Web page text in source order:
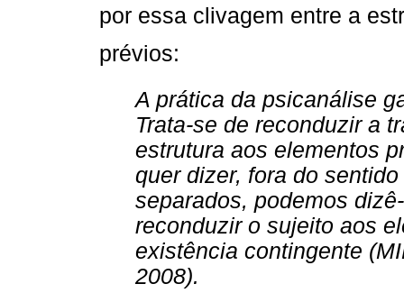
por essa clivagem entre a
prévios:
A prática da psicanálise
Trata-se de reconduzir a
estrutura aos elementos
quer dizer, fora do
separados, podemos
reconduzir o sujeito aos
existência contingente
2008).